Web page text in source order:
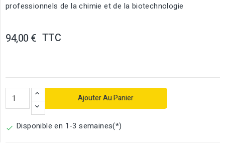
professionnels de la chimie et de la biotechnologie
94,00 € TTC
Ajouter Au Panier
 Disponible en 1-3 semaines(*)